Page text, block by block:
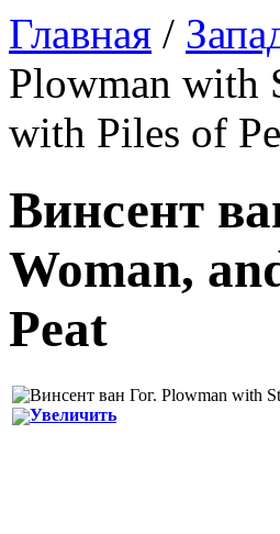
Главная /
Plowman with
with Piles of
Винсент
Woman,
Peat
Увеличить